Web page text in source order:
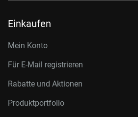
Einkaufen
Mein Konto
Für E-Mail registrieren
Rabatte und Aktionen
Produktportfolio